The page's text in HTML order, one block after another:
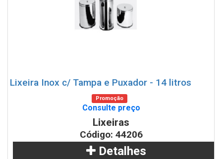
Lixeira Inox c/ Tampa e Puxador - 14 litros
Promoção
Consulte preço
Lixeiras
Código: 44206
Detalhes